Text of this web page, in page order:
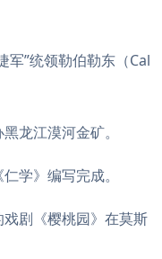
军”统领勒伯勒东（Cal
龙江漠河金矿。
学》编写完成。
剧《樱桃园》在莫斯